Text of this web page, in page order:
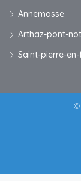
Annemasse
Arthaz-pont-
Saint-pierre-
©